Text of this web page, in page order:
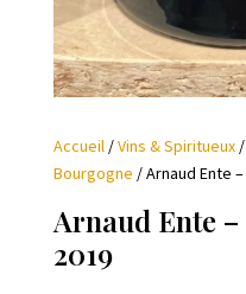
Accueil/Vins & Spiritueux/
Bourgogne / Arnaud Ente
Arnaud Ente
2019